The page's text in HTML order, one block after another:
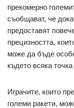
прекомерно
съобщават, че
предоставят
прецизността,
може да бъде
където всяка
Играчите, които
големи ракети,